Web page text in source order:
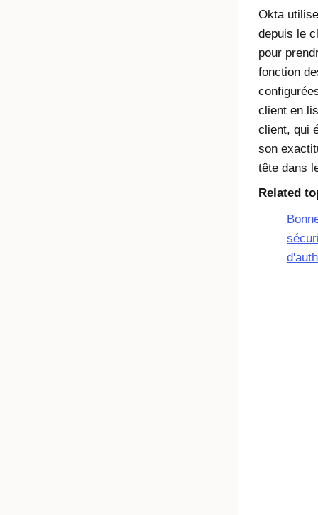
Okta
depuis le
pour
fonction
client en
client, qui
son
tête dans
Related